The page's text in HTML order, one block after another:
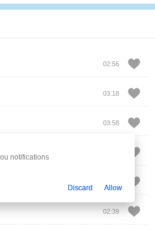
02:56
03:18
03:58
02:39
notifications
Discard Allow